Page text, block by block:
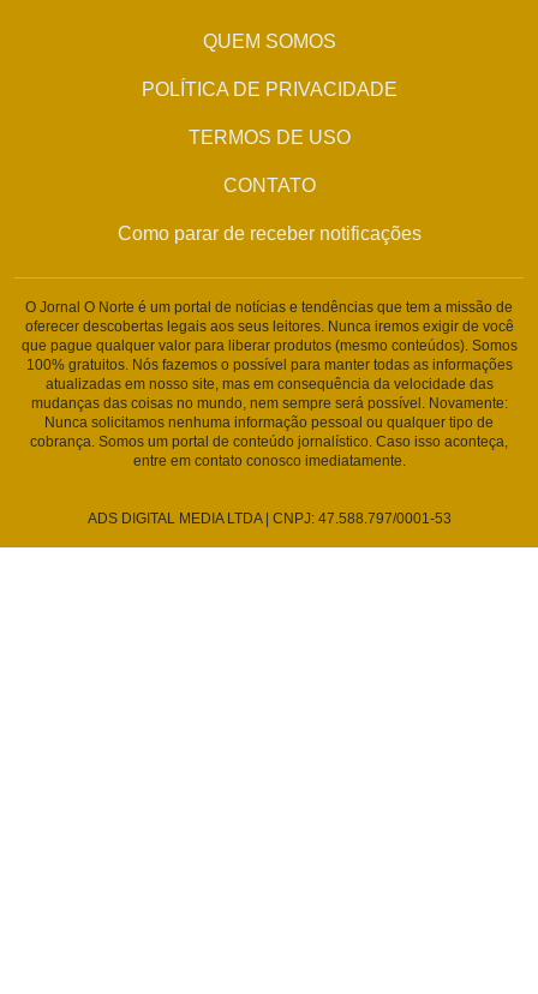
QUEM SOMOS
POLÍTICA DE PRIVACIDADE
TERMOS DE USO
CONTATO
Como parar de receber notificações
O Jornal O Norte é um portal de notícias e tendências que tem a missão de
oferecer descobertas legais aos seus leitores. Nunca iremos exigir de você
que pague qualquer valor para liberar produtos (mesmo conteúdos). Somos
100% gratuitos. Nós fazemos o possível para manter todas as informações
atualizadas em nosso site, mas em consequência da velocidade das
mudanças das coisas no mundo, nem sempre será possível. Novamente:
Nunca solicitamos nenhuma informação pessoal ou qualquer tipo de
cobrança. Somos um portal de conteúdo jornalístico. Caso isso aconteça,
entre em contato conosco imediatamente.
ADS DIGITAL MEDIA LTDA | CNPJ: 47.588.797/0001-53